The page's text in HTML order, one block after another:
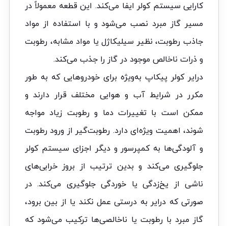
کارایی سیستم کولر ایفا می‌کند. این قطعه معمولاً در
مسیر گاز مبرد نصب می‌شود و با استفاده از مواد
جاذب رطوبت، نظیر سیلیکاژل یا مواد مشابه، رطوبت
و ذرات ناخالص موجود در گاز را جذب می‌کند.
درایر کولر پیکاپ به‌ویژه برای خودروهایی که به طور
مکرر در شرایط آب و هوایی مختلف قرار دارند و
ممکن است با تغییرات دما و رطوبت زیاد مواجه
شوند، اهمیت ویژه‌ای دارد. رطوبت‌گیر از ورود رطوبت
و آلودگی‌ها به کمپرسور و دیگر اجزای سیستم کولر
جلوگیری می‌کند و بدین ترتیب از بروز خرابی‌های
ناشی از یخ‌زدگی یا خوردگی جلوگیری می‌کند. در
صورتی که درایر به درستی عمل نکند یا از بین برود،
گاز مبرد با رطوبت یا ناخالصی‌ها ترکیب می‌شود که